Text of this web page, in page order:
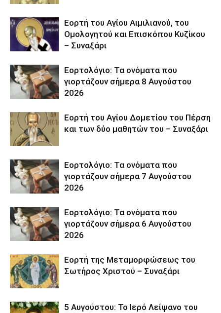
Εορτή του Αγίου Αιμιλιανού, του
Ομολογητού και Επισκόπου Κυζίκου
– Συναξάρι
Εορτολόγιο: Τα ονόματα που
γιορτάζουν σήμερα 8 Αυγούστου
2026
Εορτή του Αγίου Δομετίου του Πέρση
και των δύο μαθητών του – Συναξάρι
Εορτολόγιο: Τα ονόματα που
γιορτάζουν σήμερα 7 Αυγούστου
2026
Εορτολόγιο: Τα ονόματα που
γιορτάζουν σήμερα 6 Αυγούστου
2026
Εορτή της Μεταμορφώσεως του
Σωτήρος Χριστού – Συναξάρι
5 Αυγούστου: Το Ιερό Λείψανο του